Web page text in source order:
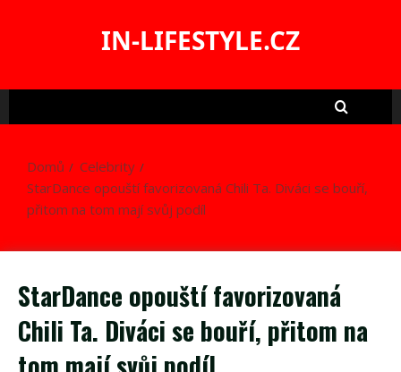
IN-LIFESTYLE.CZ
Domů
Celebrity
StarDance opouští favorizovaná Chili Ta. Diváci se bouří,
přitom na tom mají svůj podíl
StarDance opouští favorizovaná
Chili Ta. Diváci se bouří, přitom na